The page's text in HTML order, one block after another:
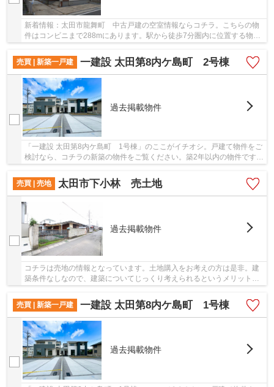
新着情報：太田市龍舞町 中古戸建の空室情報ならコチラ。こちらの物
件はコンビニまで288mにあります。駅から徒歩7分圏内に位置する物件
売買 | 新築一戸建
一建設 太田第8内ケ島町 2号棟
過去掲載物件
「一建設 太田第8内ケ島町 1号棟」のここがイチオシ。戸建て物件をご
検討なら、コチラの新築の物件をご覧ください。築2年以内の物件ですの
売買 | 売地
太田市下小林 売土地
過去掲載物件
コチラは売地の情報となっています。土地購入をお考えの方は是非。建
築条件なしなので、建築についてじっくり考えられるというメリットが
売買 | 新築一戸建
一建設 太田第8内ケ島町 1号棟
過去掲載物件